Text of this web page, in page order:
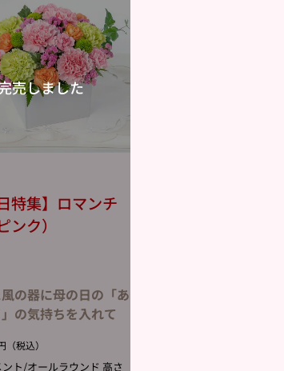
特集】ロマンチ
ンク）
の器に母の日の「あ
の気持ちを入れて
（税込）
ト/オールラウンド 高さ